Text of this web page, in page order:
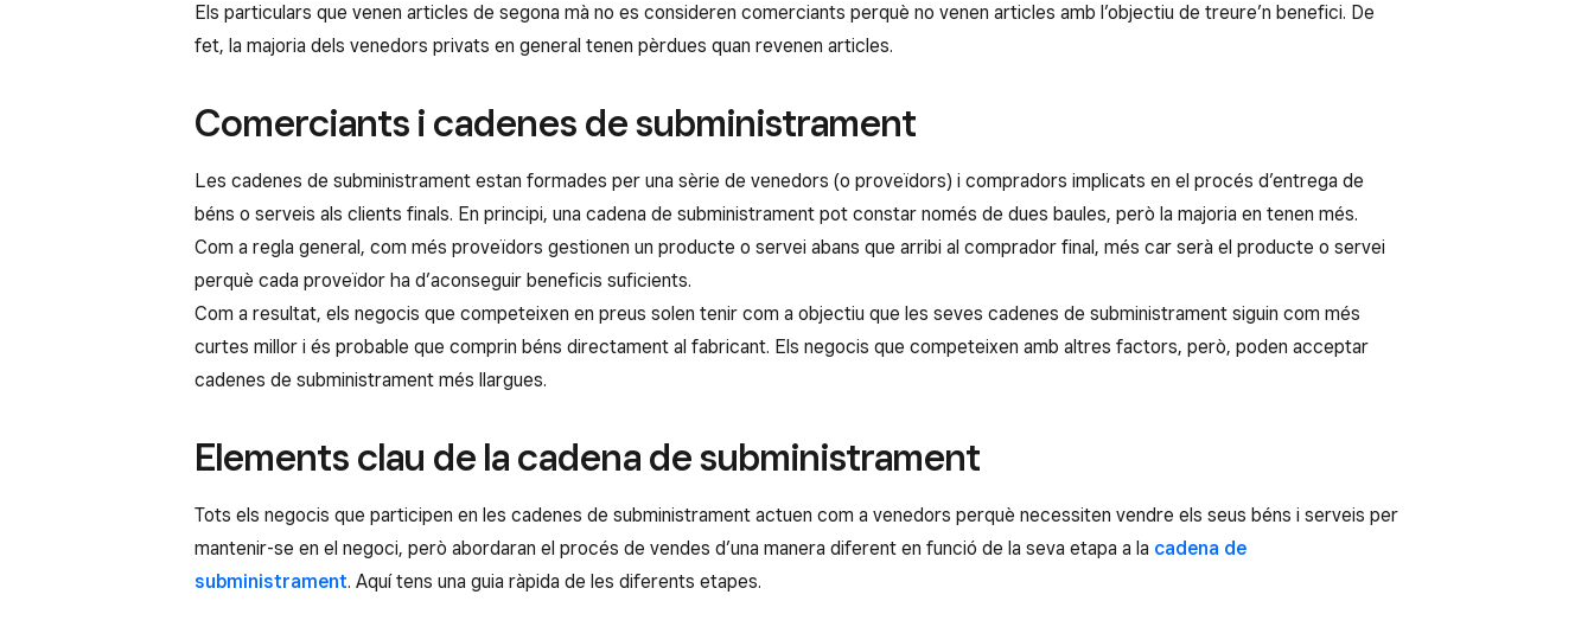
Els particulars que venen articles de segona mà no es consideren comerciants perquè no venen articles amb l’objectiu de treure’n benefici. De
fet, la majoria dels venedors privats en general tenen pèrdues quan revenen articles.
Comerciants i cadenes de subministrament
Les cadenes de subministrament estan formades per una sèrie de venedors (o proveïdors) i compradors implicats en el procés d’entrega de
béns o serveis als clients finals. En principi, una cadena de subministrament pot constar només de dues baules, però la majoria en tenen més.
Com a regla general, com més proveïdors gestionen un producte o servei abans que arribi al comprador final, més car serà el producte o servei
perquè cada proveïdor ha d’aconseguir beneficis suficients.
Com a resultat, els negocis que competeixen en preus solen tenir com a objectiu que les seves cadenes de subministrament siguin com més
curtes millor i és probable que comprin béns directament al fabricant. Els negocis que competeixen amb altres factors, però, poden acceptar
cadenes de subministrament més llargues.
Elements clau de la cadena de subministrament
Tots els negocis que participen en les cadenes de subministrament actuen com a venedors perquè necessiten vendre els seus béns i serveis per
mantenir-se en el negoci, però abordaran el procés de vendes d’una manera diferent en funció de la seva etapa a la cadena de
subministrament. Aquí tens una guia ràpida de les diferents etapes.